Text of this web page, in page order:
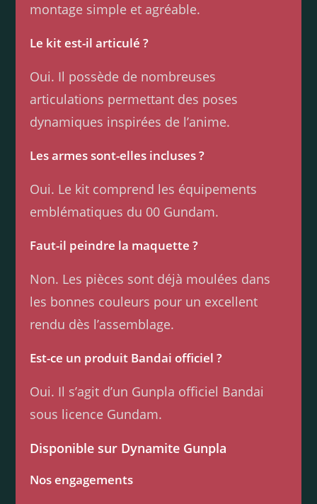
montage simple et agréable.
Le kit est-il articulé ?
Oui. Il possède de nombreuses
articulations permettant des poses
dynamiques inspirées de l’anime.
Les armes sont-elles incluses ?
Oui. Le kit comprend les équipements
emblématiques du 00 Gundam.
Faut-il peindre la maquette ?
Non. Les pièces sont déjà moulées dans
les bonnes couleurs pour un excellent
rendu dès l’assemblage.
Est-ce un produit Bandai officiel ?
Oui. Il s’agit d’un Gunpla officiel Bandai
sous licence Gundam.
Disponible sur Dynamite Gunpla
Nos engagements